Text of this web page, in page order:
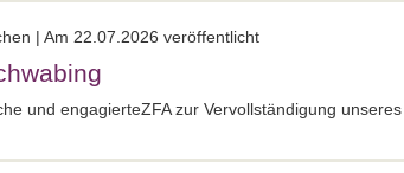
| Am 22.07.2026 veröffentlicht
und engagierteZFA zur Vervollständigung unseres